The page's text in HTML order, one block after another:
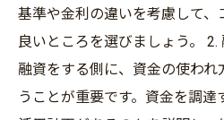
基準や金利の違いを考慮して
良いところを選びましょう。
融資をする側に、資金の使われ
うことが重要です。資金を調